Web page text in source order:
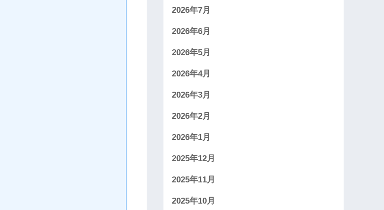
2026年7月
2026年6月
2026年5月
2026年4月
2026年3月
2026年2月
2026年1月
2025年12月
2025年11月
2025年10月